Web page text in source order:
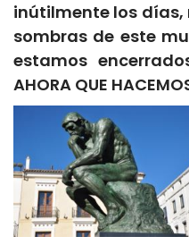
inútilmente los días,
sombras de este
estamos
AHORA QUE